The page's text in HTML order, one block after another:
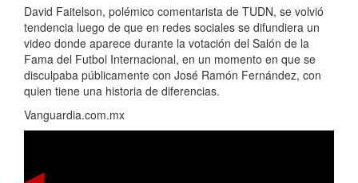
David Faitelson, polémico comentarista de TUDN, se volvió
tendencia luego de que en redes sociales se difundiera un
video donde aparece durante la votación del Salón de la
Fama del Futbol Internacional, en un momento en que se
disculpaba públicamente con José Ramón Fernández, con
quien tiene una historia de diferencias.
Vanguardia.com.mx